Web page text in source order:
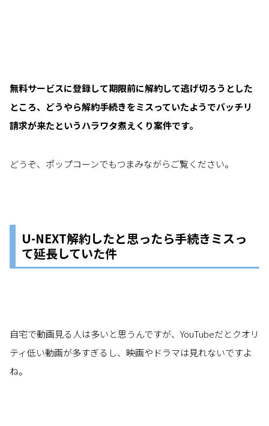
無料サービスに登録して期限前に解約して逃げ切ろうとした
ところ、どうやら解約手続きをミスっていたようでバッチリ
請求が来たというハラワタ煮えくり案件です。
どうぞ、ポップコーンでもつまみながらご覧ください。
U-NEXT解約したと思ったら手続きミスっ
て延長していた件
自宅で動画見る人は多いと思うんですが、YouTubeだとクオリ
ティ低い動画が多すぎるし、映画やドラマは見れないですよ
ね。